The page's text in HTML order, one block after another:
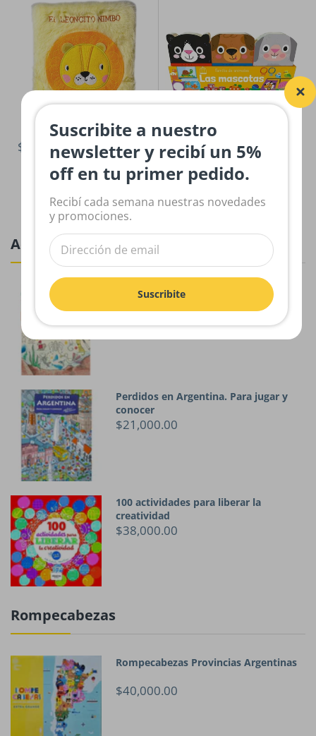
$30,000.00 $28,000.00
Actividades
El libro de los pequeños grandes
Perdidos en Argentina. Para jugar y
conocer
$21,000.00
100 actividades para liberar la
creatividad
$38,000.00
Rompecabezas
Rompecabezas Provincias Argentinas
$40,000.00
Suscribite a nuestro
newsletter y recibí un 5%
off en tu primer pedido.
Recibí cada semana nuestras novedades
y promociones.
Suscribite